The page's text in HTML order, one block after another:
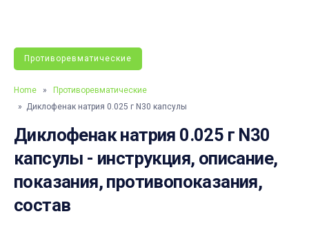
Противоревматические
Home »
Противоревматические
» Диклофенак натрия 0.025 г N30 капсулы
Диклофенак натрия 0.025 г N30
капсулы - инструкция, описание,
показания, противопоказания,
состав